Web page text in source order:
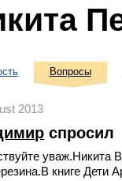
Вопросы
2013
спросил
уваж.Никита
книге Дети